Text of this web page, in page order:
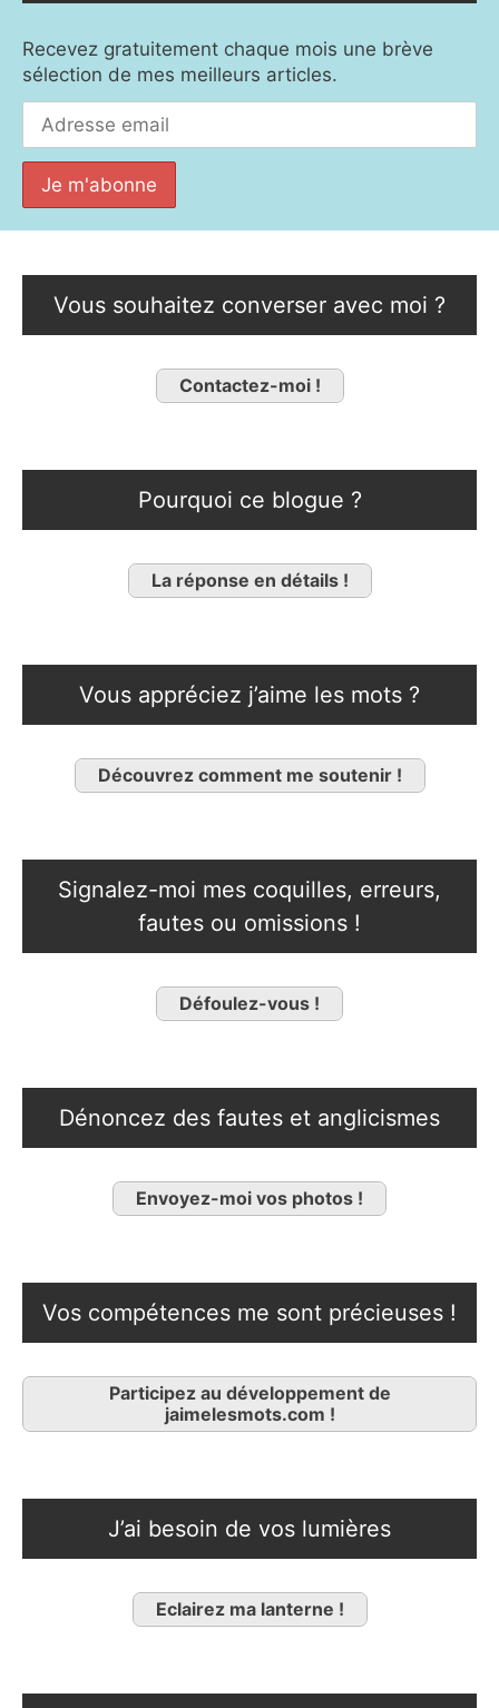
Recevez gratuitement chaque mois une brève
sélection de mes meilleurs articles.
Vous souhaitez converser avec moi ?
Contactez-moi !
Pourquoi ce blogue ?
La réponse en détails !
Vous appréciez j’aime les mots ?
Découvrez comment me soutenir !
Signalez-moi mes coquilles, erreurs,
fautes ou omissions !
Défoulez-vous !
Dénoncez des fautes et anglicismes
Envoyez-moi vos photos !
Vos compétences me sont précieuses !
Participez au développement de
jaimelesmots.com !
J’ai besoin de vos lumières
Eclairez ma lanterne !